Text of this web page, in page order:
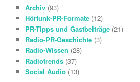
Archiv (93)
Hörfunk-PR-Formate (12)
PR-Tipps und Gastbeiträge (21)
Radio-PR-Geschichte (3)
Radio-Wissen (28)
Radiotrends (37)
Social Audio (13)